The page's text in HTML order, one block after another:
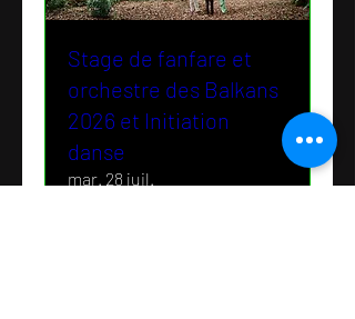
Stage de fanfare et
orchestre des Balkans
2026 et Initiation
danse
mar. 28 juil.